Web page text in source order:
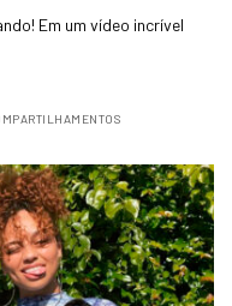
Em um vídeo incrível